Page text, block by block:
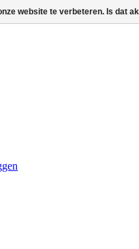
website te verbeteren. Is dat